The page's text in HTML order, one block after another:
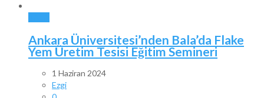
Ankara Üniversitesi’nden Bala’da Flake
Yem Üretim Tesisi Eğitim Semineri
1 Haziran 2024
Ezgi